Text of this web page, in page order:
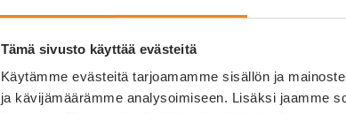
Tämä sivusto käyttää evästeitä
Käytämme evästeitä tarjoamamme sisällön ja
ja kävijämäärämme analysoimiseen. Lisäksi jaamme